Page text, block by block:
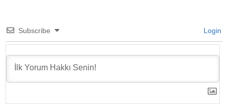
Subscribe Login